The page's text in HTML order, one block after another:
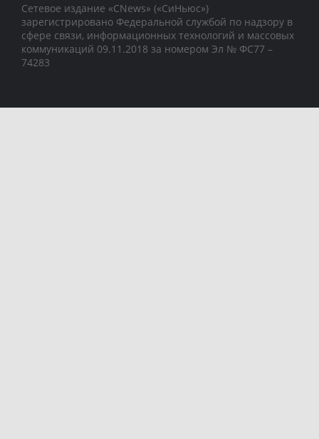
Сетевое издание «CNews» («СиНьюс»)
зарегистрировано Федеральной службой по надзору в
сфере связи, информационных технологий и массовых
коммуникаций 09.11.2018 за номером Эл № ФС77 –
74283